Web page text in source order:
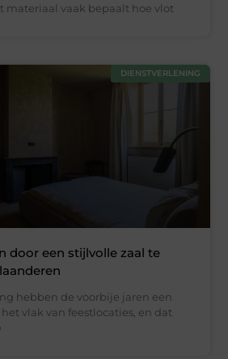
materiaal vaak bepaalt hoe vlot
DIENSTVERLENING
door een stijlvolle zaal te
hebben de voorbije jaren een
vlak van feestlocaties, en dat